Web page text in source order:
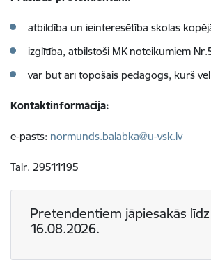
​atbildība un ieinteresētība skolas
izglītība, atbilstoši MK noteikumiem
var būt arī topošais pedagogs, kurš
Kontaktinformācija:
e-pasts: normunds.balabka@u-vsk.lv
Tālr. 29511195
Pretendentiem jāpiesakās līdz
16.08.2026.